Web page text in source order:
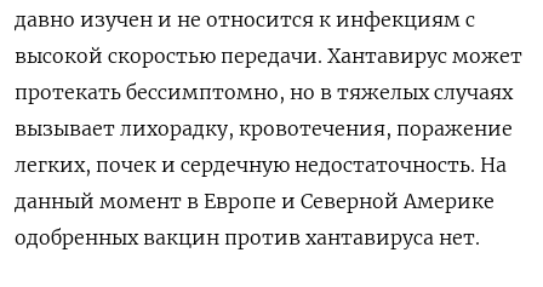
давно изучен и не относится к инфекциям с
высокой скоростью передачи. Хантавирус может
протекать бессимптомно, но в тяжелых случаях
вызывает лихорадку, кровотечения, поражение
легких, почек и сердечную недостаточность. На
данный момент в Европе и Северной Америке
одобренных вакцин против хантавируса нет.